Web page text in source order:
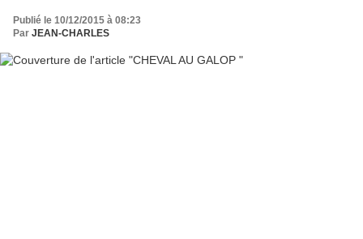
Publié le 10/12/2015 à 08:23
Par JEAN-CHARLES